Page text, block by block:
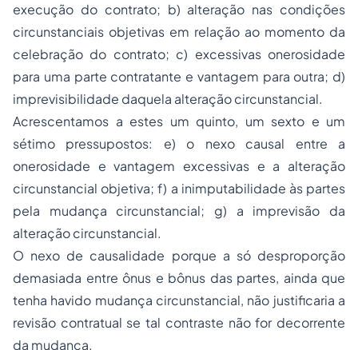
execução do contrato; b) alteração nas condições
circunstanciais objetivas em relação ao momento da
celebração do contrato; c) excessivas onerosidade
para uma parte contratante e vantagem para outra; d)
imprevisibilidade daquela alteração circunstancial.
Acrescentamos a estes um quinto, um sexto e um
sétimo pressupostos: e) o nexo causal entre a
onerosidade e vantagem excessivas e a alteração
circunstancial objetiva; f) a inimputabilidade às partes
pela mudança circunstancial; g) a imprevisão da
alteração circunstancial.
O nexo de causalidade porque a só desproporção
demasiada entre ônus e bônus das partes, ainda que
tenha havido mudança circunstancial, não justificaria a
revisão contratual se tal contraste não for decorrente
da mudança.